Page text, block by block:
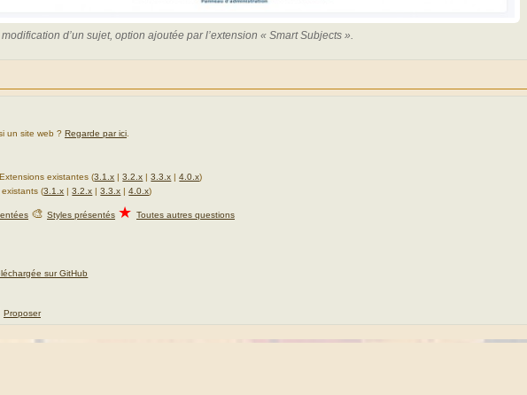
d’un sujet, option ajoutée par l’extension « Smart Subjects ».
un site web ? Regarde par ici
Extensions existantes (3.1.x |3.2.x |3.3.x |4.0.x)
existants (3.1.x |3.2.x |3.3.x |4.0.x)
🎨 Styles présentés ★ Toutes autres questions
sur GitHub
Proposer